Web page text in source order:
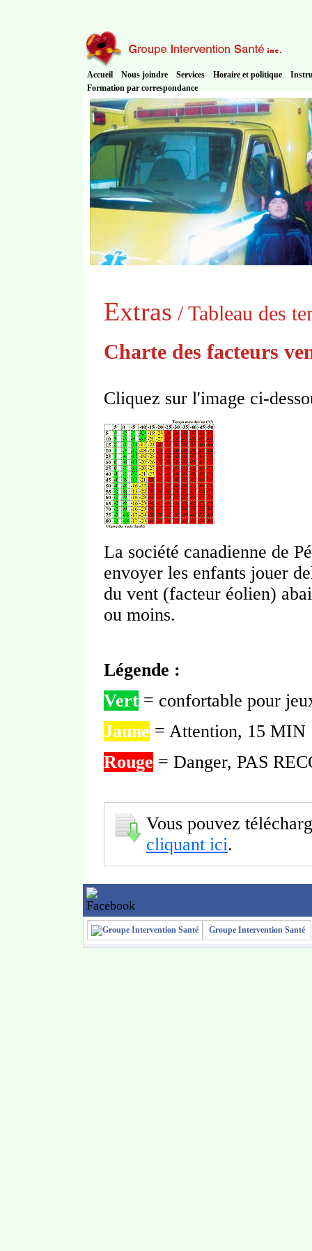
Accueil Nous joindre Services Horaire et politique
Formation par correspondance
Extras / Tableau des
Charte des facteurs
Cliquez sur l'image ci-
La société canadienne de
envoyer les enfants jouer
du vent (facteur éolien)
ou moins.
Légende :
Vert = confortable pour
Jaune = Attention, 15 MIN
Rouge = Danger, PAS
Vous pouvez
cliquant ici.
Groupe Intervention Santé